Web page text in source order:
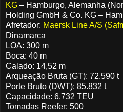
KG – Hamburgo, Alemanha
Holding GmbH & Co. KG –
Afretador: Maersk Line A/S
Dinamarca
LOA: 300 m
Boca: 40 m
Calado: 14,52 m
Arqueação Bruta (GT): 72.590 t
Porte Bruto (DWT): 85.832 t
Capacidade: 6.732 TEU
Tomadas Reefer: 500